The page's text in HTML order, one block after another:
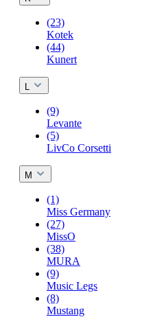
(23)
Kotek
(44)
Kunert
(9)
Levante
(5)
LivCo Corsetti
M
(1)
Miss Germany
(27)
MissO
(38)
MURA
(9)
Music Legs
(8)
Mustang